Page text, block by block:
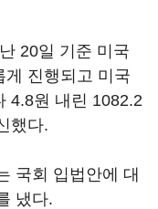
20일 기준 미국
진행되고 미국
4.8원 내린 1082.2
했다.
국회 입법안에 대
냈다.